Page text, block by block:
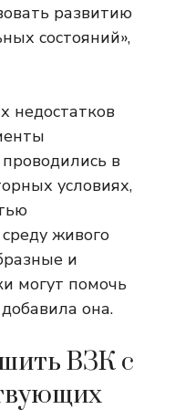
развитию
состояний»,
недостатков
в
условиях,
живого
и
могут помочь
она.
ВЗК с